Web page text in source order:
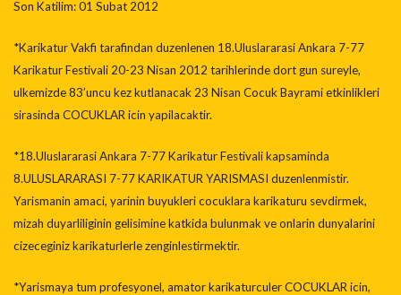
Son Katilim: 01 Subat 2012
*Karikatur Vakfi tarafindan duzenlenen 18.Uluslararasi Ankara 7-77
Karikatur Festivali 20-23 Nisan 2012 tarihlerinde dort gun sureyle,
ulkemizde 83’uncu kez kutlanacak 23 Nisan Cocuk Bayrami etkinlikleri
sirasinda COCUKLAR icin yapilacaktir.
*18.Uluslararasi Ankara 7-77 Karikatur Festivali kapsaminda
8.ULUSLARARASI 7-77 KARIKATUR YARISMASI duzenlenmistir.
Yarismanin amaci, yarinin buyukleri cocuklara karikaturu sevdirmek,
mizah duyarliliginin gelisimine katkida bulunmak ve onlarin dunyalarini
cizeceginiz karikaturlerle zenginlestirmektir.
*Yarismaya tum profesyonel, amator karikaturculer COCUKLAR icin,